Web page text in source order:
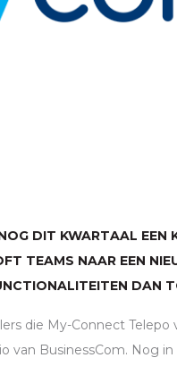
DIT KWARTAAL EEN
TEAMS NAAR EEN
DAN
die My-Connect
BusinessCom. Nog